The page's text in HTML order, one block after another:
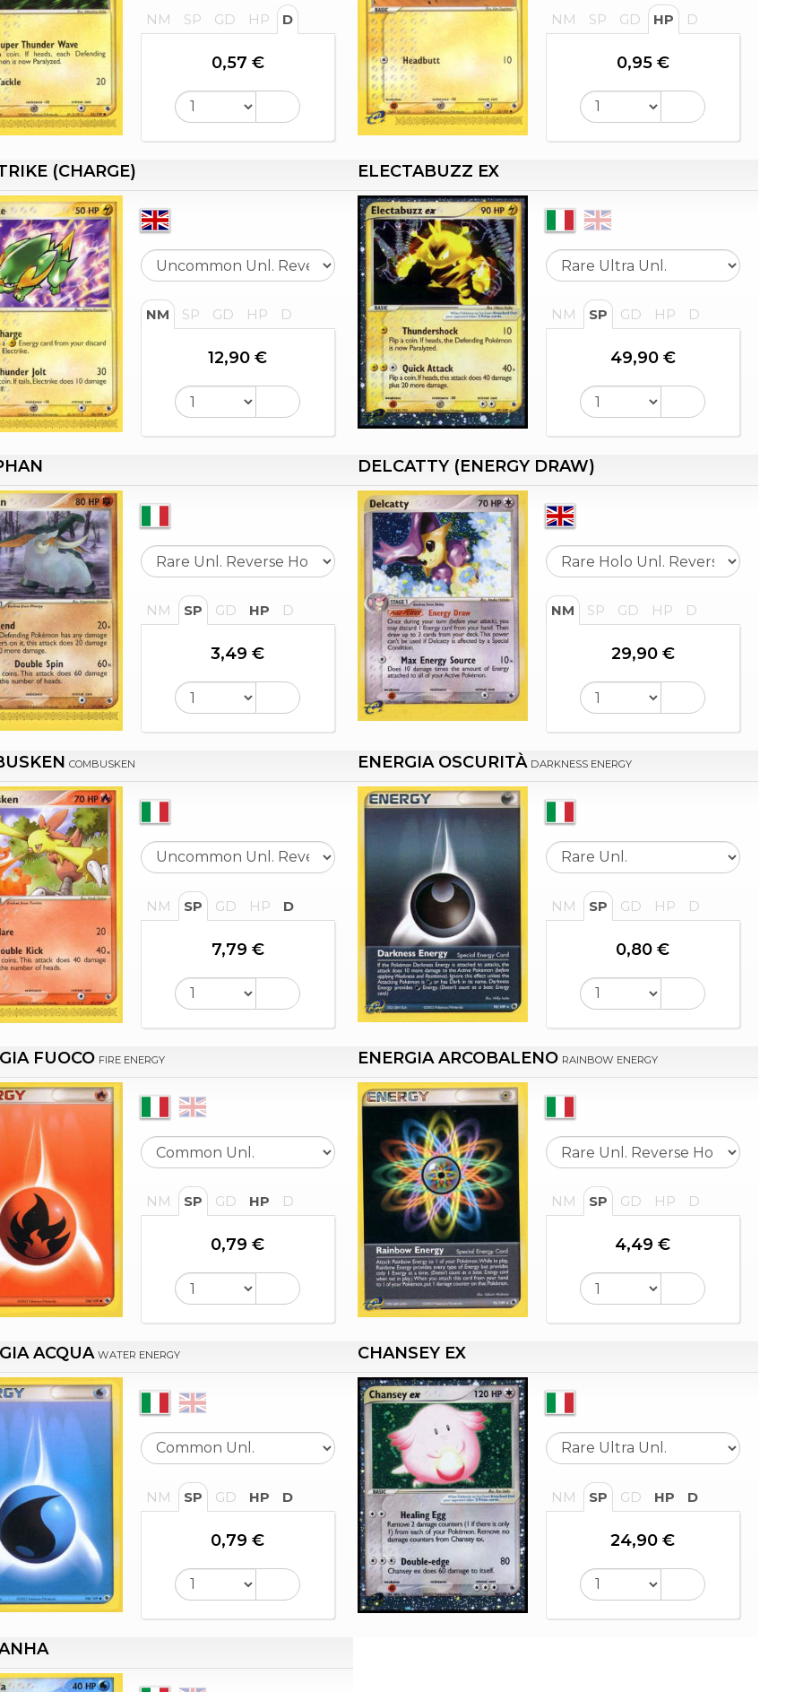
NM SP GD HP D
0,57 €
NM SP GD HP D
0,95 €
(CHARGE)
NM SP GD HP D
12,90 €
ELECTABUZZ EX
NM SP GD HP D
49,90 €
NM SP GD HP D
3,49 €
DELCATTY (ENERGY DRAW)
NM SP GD HP D
29,90 €
COMBUSKEN
NM SP GD HP D
7,79 €
ENERGIA OSCURITÀ DARKNESS ENERGY
NM SP GD HP D
0,80 €
FUOCO FIRE ENERGY
NM SP GD HP D
0,79 €
ENERGIA ARCOBALENO RAINBOW ENERGY
NM SP GD HP D
4,49 €
ACQUA WATER ENERGY
NM SP GD HP D
0,79 €
CHANSEY EX
NM SP GD HP D
24,90 €